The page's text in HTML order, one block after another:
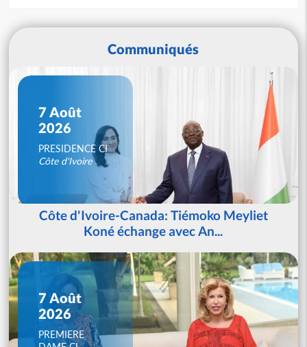
Communiqués
7 Août
2026
PRESIDENCE CI
Côte d'Ivoire
Côte d'Ivoire-Canada: Tiémoko Meyliet
Koné échange avec An...
7 Août
2026
PREMIERE